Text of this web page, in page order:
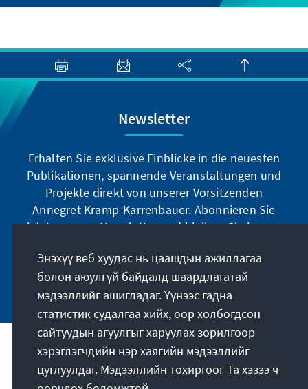
Newsletter
Erhalten Sie exklusive Einblicke in die neuesten
Publikationen, spannende Veranstaltungen und
Projekte direkt von unserer Vorsitzenden
Annegret Kramp-Karrenbauer. Abonnieren Sie
jetzt unseren Newsletter und bleiben Sie immer
Jetzt abonnieren
Бидний үүрэг зорилго
Энэхүү веб хуудас нь цаашдын ажиллагаа
болон аюулгүй байдалд шаардлагатай
мэдээллийг ашигладаг. Үүнээс гадна
статистик судалгаа хийх, өөр холбогдсон
сайтуудын агуулгыг харуулах зорилгоор
хэрэглэгчдийн нэр хаягийн мэдээллийг
цуглуулдаг. Мэдээллийн тохиргоог Та хэзээ ч